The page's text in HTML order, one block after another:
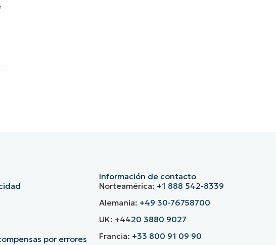
por errores
Información de contacto
Norteamérica: +1 888 542-8339
Alemania: +49 30-76758700
UK: +4420 3880 9027
Francia: +33 800 91 09 90